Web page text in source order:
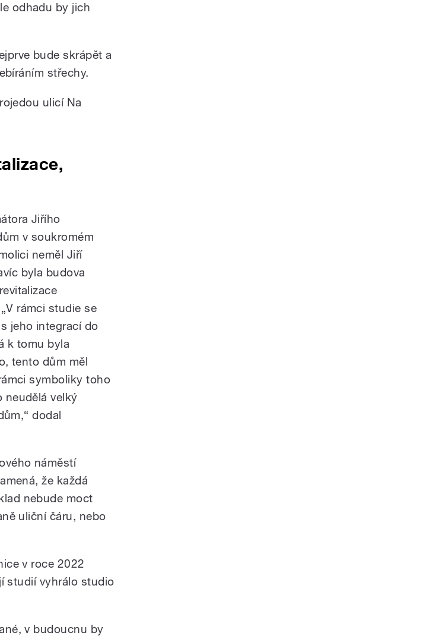
odhadu by jich
bude skrápět a
střechy.
ulicí Na
Jiřího
v soukromém
neměl Jiří
byla budova
rámci studie se
jeho integrací do
k tomu byla
tento dům měl
symboliky toho
neudělá velký
dodal
náměstí
že každá
nebude moct
uliční čáru, nebo
v roce 2022
studií vyhrálo studio
v budoucnu by